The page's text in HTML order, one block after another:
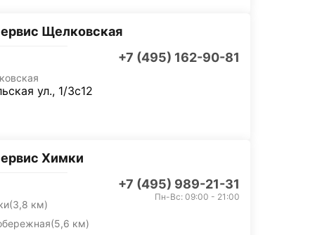
Щелковская
+7 (495) 162-90-81
ул., 1/3с12
Химки
+7 (495) 989-21-31
(3,8 км)
(5,6 км)
Пн-Вс: 09:00 - 21:00